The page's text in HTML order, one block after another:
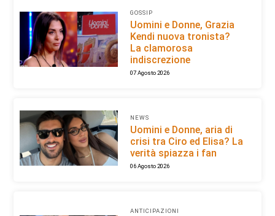
GOSSIP
Uomini e Donne, Grazia
Kendi nuova tronista?
La clamorosa
indiscrezione
07 Agosto 2026
NEWS
Uomini e Donne, aria di
crisi tra Ciro ed Elisa? La
verità spiazza i fan
06 Agosto 2026
ANTICIPAZIONI